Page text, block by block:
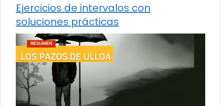
Ejercicios de intervalos con
soluciones prácticas